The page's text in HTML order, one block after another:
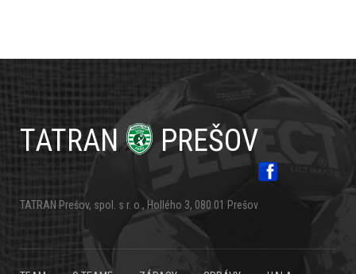
TATRAN PREŠOV
TATRAN Prešov, spol. s r. o., Hollého 3, 080 01 Prešov